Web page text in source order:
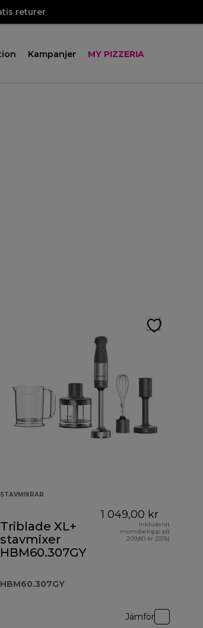
returer
Kampanjer MY PIZZERIA
STAVMIXRAR
Triblade XL+
stavmixer
HBM60.307GY
HBM60.307GY
1 049,00 kr
Inkluderat
momsbelopp på
209,80 kr (25%)
Jämför